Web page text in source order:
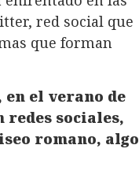
red social que
que forman
el verano de
redes sociales,
romano, algo